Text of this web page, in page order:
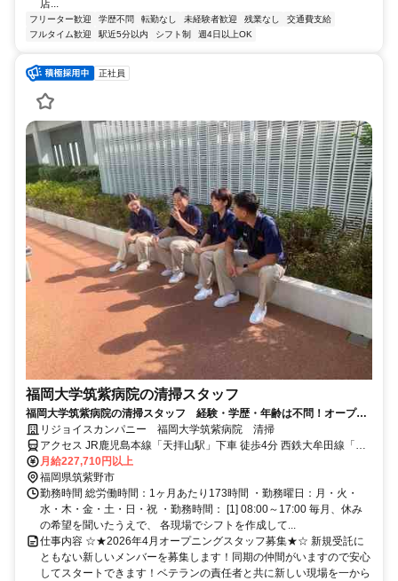
店...
フリーター歓迎 学歴不問 転勤なし 未経験者歓迎 残業なし
交通費支給
フルタイム歓迎
駅近5分以内 シフト制 週4日以上OK
正社員
福岡大学筑紫病院の清掃スタッフ
福岡大学筑紫病院の清掃スタッフ 経験・学歴・年齢は不問！オープニ
ング☆リジョイスカンパニー 福岡大学筑紫病院 清掃
アクセス JR鹿児島本線「天拝山駅」下車 徒歩4分 西鉄大牟田線「朝
倉街道駅」下車 徒歩5分
月給227,710円以上
福岡県筑紫野市
勤務時間 総労働時間：1ヶ月あたり173時間 ・勤務曜日：月・火・
水・木・金・土・日・祝 ・勤務時間： [1] 08:00～17:00 毎月、休み
の希望を聞いたうえで、 各現場でシフトを作成して...
仕事内容 ☆★2026年4月オープニングスタッフ募集★☆ 新規受託に
ともない新しいメンバーを募集します！同期の仲間がいますので安心
してスタートできます！ベテランの責任者と共に新しい現場を一から